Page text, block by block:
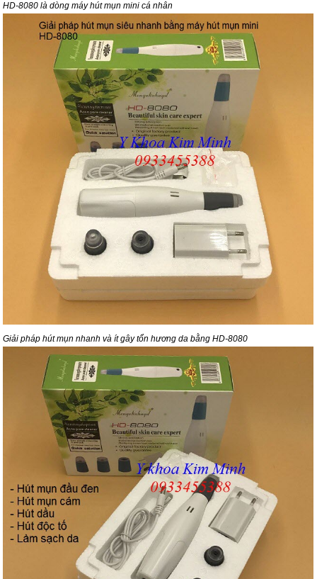
HD-8080 là dòng máy hút mụn mini cá nhân
Giải pháp hút mụn nhanh và ít gây tổn hương da bằng HD-8080